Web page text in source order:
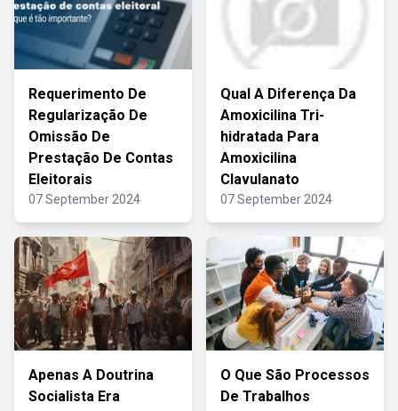
Requerimento De
Regularização De
Omissão De
Prestação De Contas
Eleitorais
07 September 2024
Qual A Diferença Da
Amoxicilina Tri-
hidratada Para
Amoxicilina
Clavulanato
07 September 2024
Apenas A Doutrina
Socialista Era
O Que São Processos
De Trabalhos